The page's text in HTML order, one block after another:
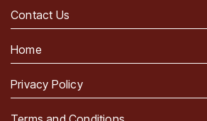
Contact Us
Home
Privacy Policy